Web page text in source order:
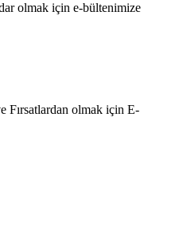
olmak için e-bültenimize
Fırsatlardan olmak için E-